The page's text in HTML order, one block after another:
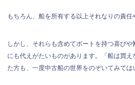
もちろん、船を所有する以上それなりの責任
しかし、それらも含めてボートを持つ喜びや
にも代えがたいものがあります。「船は買
た方も、一度中古船の世界をのぞいてみては